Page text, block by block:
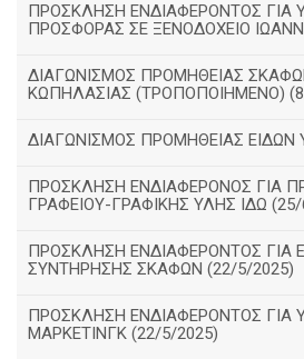
ΠΡΟΣΚΛΗΣΗ ΕΝΔΙΑΦΕΡΟΝΤΟΣ ΓΙΑ
ΠΡΟΣΦΟΡΑΣ ΣΕ ΞΕΝΟΔΟΧΕΙΟ
ΔΙΑΓΩΝΙΣΜΟΣ ΠΡΟΜΗΘΕΙΑΣ
ΚΩΠΗΛΑΣΙΑΣ (ΤΡΟΠΟΠΟΙΗΜΕΝΟ)
ΔΙΑΓΩΝΙΣΜΟΣ ΠΡΟΜΗΘΕΙΑΣ ΕΙΔΩΝ
ΠΡΟΣΚΛΗΣΗ ΕΝΔΙΑΦΕΡΟΝΟΣ ΓΙΑ
ΓΡΑΦΕΙΟΥ-ΓΡΑΦΙΚΗΣ ΥΛΗΣ ΙΔΩ (25/
ΠΡΟΣΚΛΗΣΗ ΕΝΔΙΑΦΕΡΟΝΤΟΣ ΓΙΑ
ΣΥΝΤΗΡΗΣΗΣ ΣΚΑΦΩΝ (22/5/2025)
ΠΡΟΣΚΛΗΣΗ ΕΝΔΙΑΦΕΡΟΝΤΟΣ ΓΙΑ
ΜΑΡΚΕΤΙΝΓΚ (22/5/2025)